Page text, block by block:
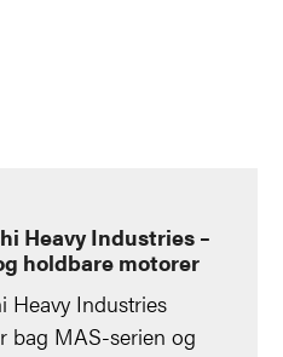
Heavy Industries –
holdbare motorer
Heavy Industries
bag MAS-serien og